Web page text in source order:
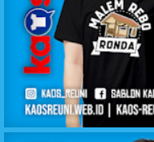
KAOS MALEM REBO RONDA